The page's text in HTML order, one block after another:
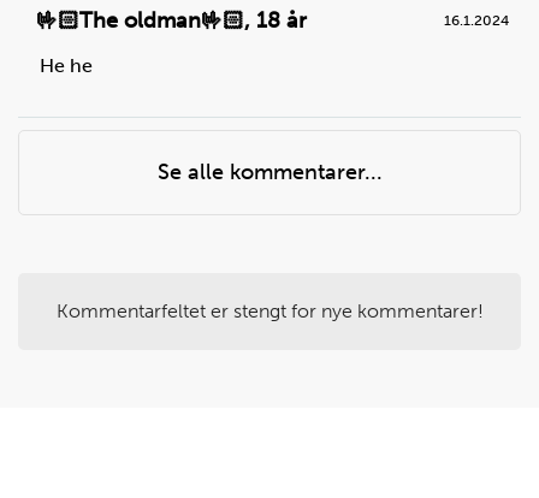
Kutt bacon i små biter.
Du trenger
🤟🏻The oldman🤟🏻, 18 år 16.1.2024
He he
Se alle kommentarer...
Kommentarfeltet er stengt for nye kommentarer!